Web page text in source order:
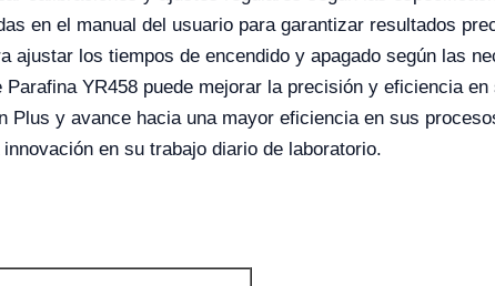
en el manual del usuario para garantizar resultados
los tiempos de encendido y apagado según las
YR458 puede mejorar la precisión y eficiencia en
y avance hacia una mayor eficiencia en sus
en su trabajo diario de laboratorio.